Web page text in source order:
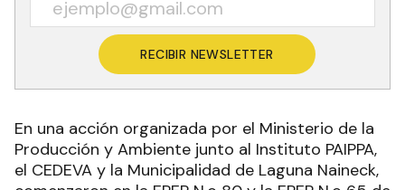
RECIBIR NEWSLETTER
En una acción organizada por el Ministerio de la
Producción y Ambiente junto al Instituto PAIPPA,
el CEDEVA y la Municipalidad de Laguna Naineck,